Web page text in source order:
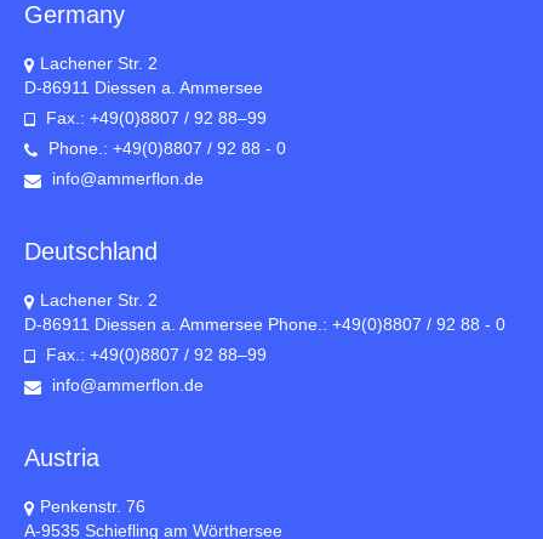
Germany
Lachener Str. 2
D-86911 Diessen a. Ammersee
Fax.: +49(0)8807 / 92 88–99
Phone.: +49(0)8807 / 92 88 - 0
info@ammerflon.de
Deutschland
Lachener Str. 2
D-86911 Diessen a. Ammersee Phone.: +49(0)8807 / 92 88 - 0
Fax.: +49(0)8807 / 92 88–99
info@ammerflon.de
Austria
Penkenstr. 76
A-9535 Schiefling am Wörthersee